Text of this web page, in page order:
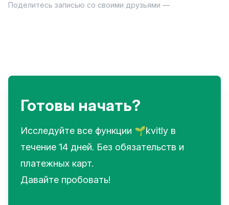
Поделитесь записью со своими друзьями —
Готовы начать?
Исследуйте все функции 🌱kvitly в
течение 14 дней. Без обязательств и
платежных карт.
Давайте пробовать!